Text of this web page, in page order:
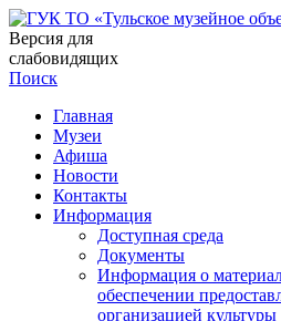
Версия для
слабовидящих
Поиск
Главная
Музеи
Афиша
Новости
Контакты
Информация
Доступная среда
Документы
Информация о
обеспечении
организацией культуры